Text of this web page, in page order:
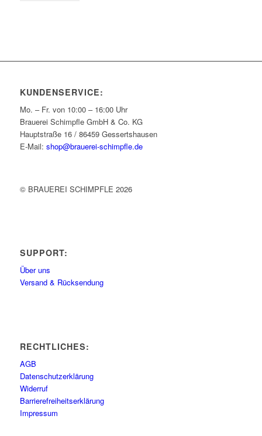
KUNDENSERVICE:
Mo. – Fr. von 10:00 – 16:00 Uhr
Brauerei Schimpfle GmbH & Co. KG
Hauptstraße 16 / 86459 Gessertshausen
E-Mail: shop@brauerei-schimpfle.de
© BRAUEREI SCHIMPFLE 2026
SUPPORT:
Über uns
Versand & Rücksendung
RECHTLICHES:
AGB
Datenschutzerklärung
Widerruf
Barrierefreiheitserklärung
Impressum